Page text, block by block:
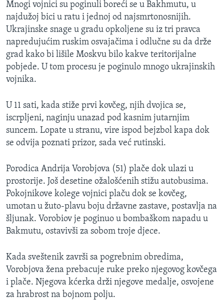
Mnogi vojnici su poginuli boreći se u Bakhmutu, u
najdužoj bici u ratu i jednoj od najsmrtonosnijih.
Ukrajinske snage u gradu opkoljene su iz tri pravca
napredujućim ruskim osvajačima i odlučne su da drže
grad kako bi lišile Moskvu bilo kakve teritorijalne
pobjede. U tom procesu je poginulo mnogo ukrajinskih
vojnika.
U 11 sati, kada stiže prvi kovčeg, njih dvojica se,
iscrpljeni, naginju unazad pod kasnim jutarnjim
suncem. Lopate u stranu, vire ispod bejzbol kapa dok
se odvija poznati prizor, sada već rutinski.
Porodica Andrija Vorobjova (51) plače dok ulazi u
prostorije. Još desetine ožalošćenih stižu autobusima.
Pokojnikove kolege vojnici plaču dok se kovčeg,
umotan u žuto-plavu boju državne zastave, postavlja na
šljunak. Vorobiov je poginuo u bombaškom napadu u
Bakmutu, ostavivši za sobom troje djece.
Kada sveštenik završi sa pogrebnim obredima,
Vorobjova žena prebacuje ruke preko njegovog kovčega
i plače. Njegova kćerka drži njegove medalje, osvojene
za hrabrost na bojnom polju.